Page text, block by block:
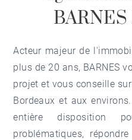
Acteur majeur de
plus de 20 ans, BARNES
projet et vous conseille
Bordeaux et aux
entière disposition
problématiques,